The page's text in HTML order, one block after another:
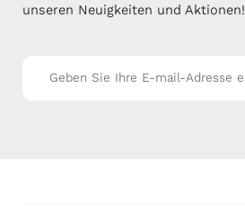
unseren Neuigkeiten und Aktionen!